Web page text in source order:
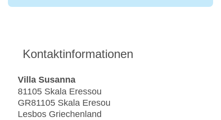
Kontaktinformationen
Villa Susanna
81105 Skala Eressou
GR81105 Skala Eresou
Lesbos Griechenland